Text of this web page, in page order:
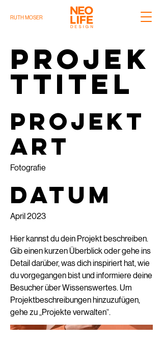
RUTH MOSER
Projek
ttitel
Projekt
art
Fotografie
Datum
April 2023
Hier kannst du dein Projekt beschreiben.
Gib einen kurzen Überblick oder gehe ins
Detail darüber, was dich inspiriert hat, wie
du vorgegangen bist und informiere deine
Besucher über Wissenswertes. Um
Projektbeschreibungen hinzuzufügen,
gehe zu „Projekte verwalten“.